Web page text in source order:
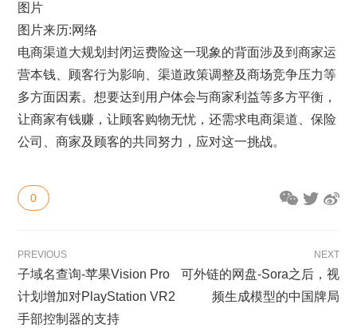
图片
图片来历:网络
电商渠道大规划封闭运费险这一现象的背面涉及到商家运
营本钱、顾客行为影响、渠道政策调整及商场竞争压力等
多方面因素。想要达到用户体会与商家利益等多方平衡，
让商家有钱赚，让顾客购物无忧，还需求电商渠道、保险
公司、商家及顾客的共同努力，应对这一挑战。
0
PREVIOUS
子域名查询-苹果Vision Pro
计划增加对PlayStation VR2
手部控制器的支持
NEXT
可外链的网盘-Sora之后，视
频生成模型的中国牌局